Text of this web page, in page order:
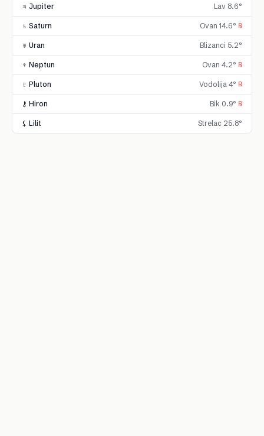
♃ Jupiter Lav 8.6°
♄ Saturn Ovan 14.6° ℞
♅ Uran Blizanci 5.2°
♆ Neptun Ovan 4.2° ℞
♇ Pluton Vodolija 4° ℞
⚷ Hiron Bik 0.9° ℞
⚸ Lilit Strelac 25.8°